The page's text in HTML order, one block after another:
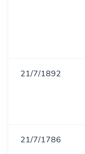
21/7/1892
21/7/1786